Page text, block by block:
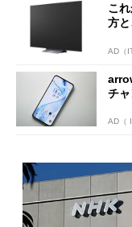
こ
方
AD（
チ
AD（